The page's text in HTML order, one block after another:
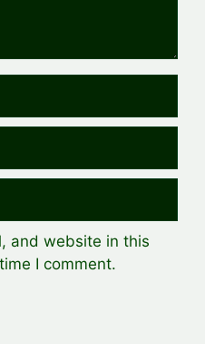
and website in this
I comment.